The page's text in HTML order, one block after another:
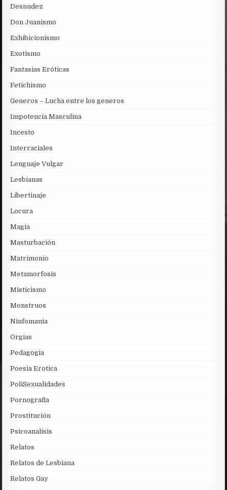
Desnudez
Don Juanismo
Exhibicionismo
Exotismo
Fantasias Eróticas
Fetichismo
Generos – Lucha entre los generos
Impotencia Masculina
Incesto
Interraciales
Lenguaje Vulgar
Lesbianas
Libertinaje
Locura
Magia
Masturbación
Matrimonio
Metamorfosis
Misticismo
Monstruos
Ninfomania
Orgias
Pedagogia
Poesia Erotica
PoliSexualidades
Pornografia
Prostitución
Psicoanalisis
Relatos
Relatos de Lesbiana
Relatos Gay